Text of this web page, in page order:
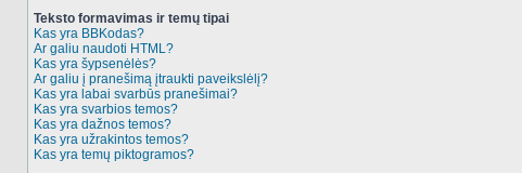
Teksto formavimas ir temų tipai
Kas yra BBKodas?
Ar galiu naudoti HTML?
Kas yra šypsenėlės?
Ar galiu į pranešimą įtraukti paveikslėlį?
Kas yra labai svarbūs pranešimai?
Kas yra svarbios temos?
Kas yra dažnos temos?
Kas yra užrakintos temos?
Kas yra temų piktogramos?